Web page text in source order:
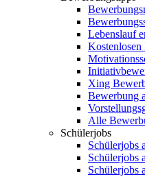
Lebenslauf
Kostenlosen
Xing
Bewerbung
Alle
Schülerjobs
Schülerjobs
Schülerjobs
Schülerjobs